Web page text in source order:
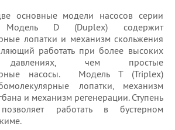
основные модели насосов серии
D (Duplex) содержит
лопатки и механизм скольжения
работать при более высоких
давлениях, чем простые
насосы. Модель Т (Triplex)
лопатки, механизм
и механизм регенерации. Ступень
работать в бустерном